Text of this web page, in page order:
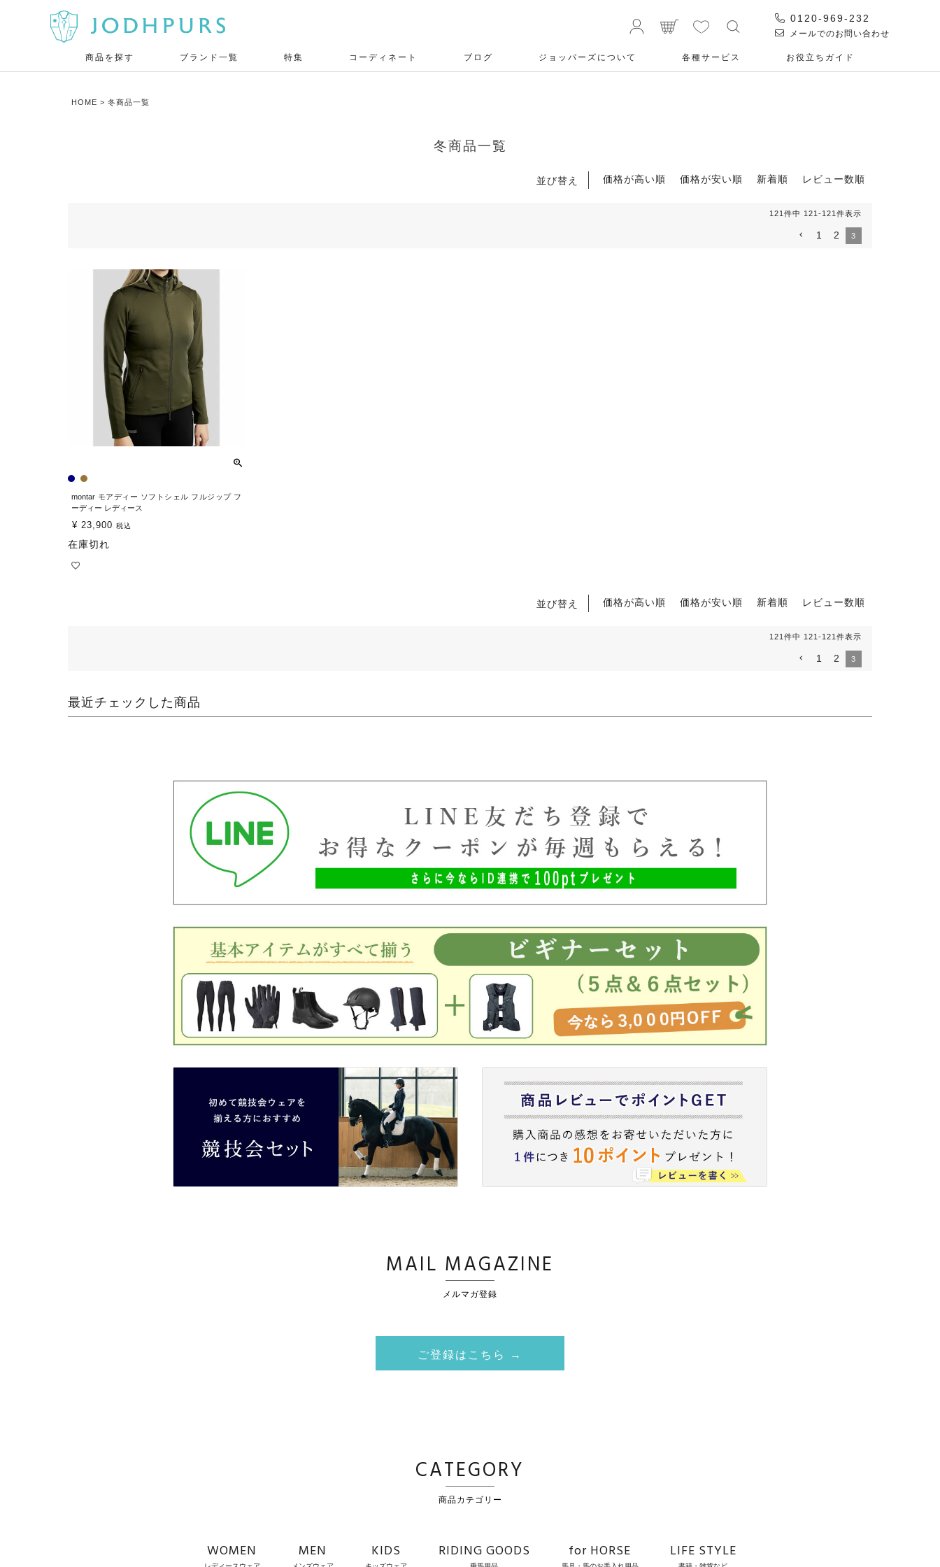
0120-969-232
メールでのお問い合わせ
商品を探す ブランド一覧 特集 コーディネート ブログ ジョッパーズについて 各種サービス お役⽴ちガイド
HOME 冬商品一覧
冬商品一覧
並び替え 価格が高い順 価格が安い順 新着順 レビュー数順
121 件中 121 -121 件表示
1 2 3
montar モアディー ソフトシェル フルジップ フ
ーディー レディース
¥ 23,900 税込
在庫切れ
並び替え 価格が高い順 価格が安い順 新着順 レビュー数順
121 件中 121 -121 件表示
1 2 3
最近チェックした商品
MAIL MAGAZINE
メルマガ登録
ご登録はこちら →
CATEGORY
商品カテゴリー
WOMEN MEN KIDS RIDING GOODS for HORSE LIFE STYLE